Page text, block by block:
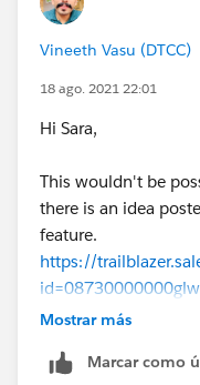
Vineeth Vasu (DTCC)
18 ago. 2021 22:01
Hi Sara,
This wouldn't be
there is an idea
feature.
https://
achieve this,
Mostrar más
Marcar como